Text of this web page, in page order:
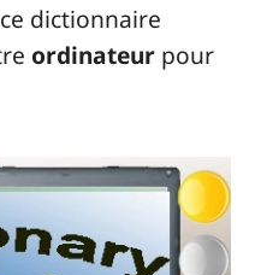
dictionnaire
ordinateur pour